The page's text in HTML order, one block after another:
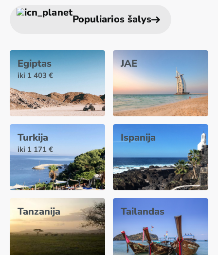
Populiarios šalys
Egiptas
iki 1 403 €
JAE
Turkija
iki 1 171 €
Ispanija
Tanzanija Tailandas